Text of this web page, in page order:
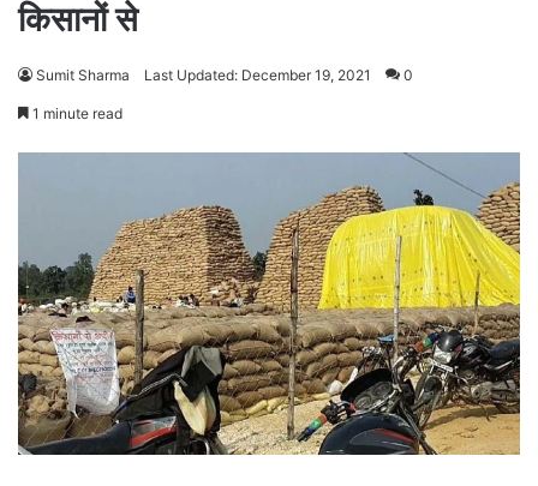
किसानों से
Sumit Sharma Last Updated: December 19, 2021 0
1 minute read